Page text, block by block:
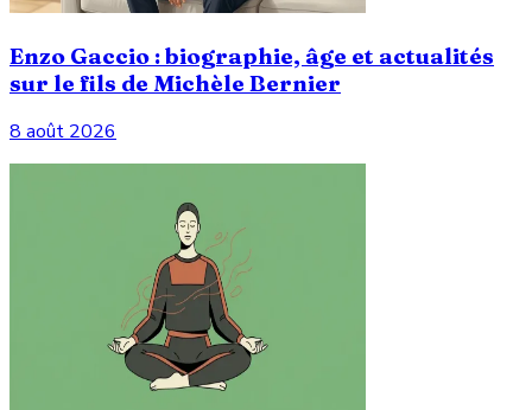
Enzo Gaccio : biographie, âge et actualités
sur le fils de Michèle Bernier
8 août 2026